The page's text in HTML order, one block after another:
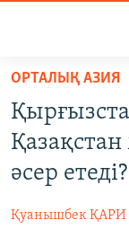
Skip
main
content
to
main
Navigation
САЯСАТ
АДАМ
ОРТАЛЫҚ АЗИЯ
әсер етеді?
Қуанышбек ҚАРИ